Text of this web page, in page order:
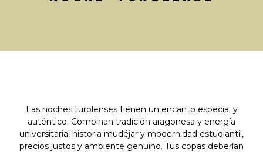
Las noches turolenses tienen un encanto especial y
auténtico. Combinan tradición aragonesa y energía
universitaria, historia mudéjar y modernidad estudiantil,
precios justos y ambiente genuino. Tus copas deberían